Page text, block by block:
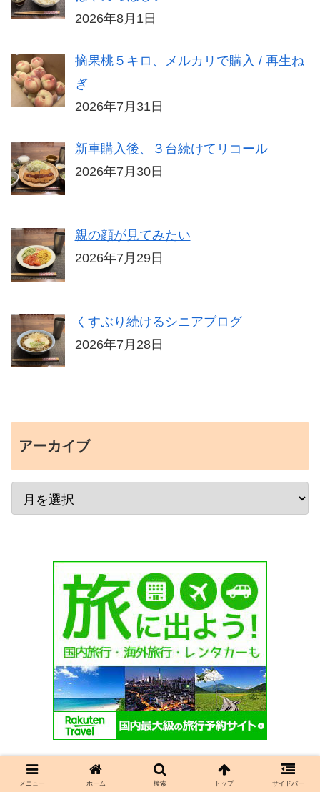
2026年8月1日
摘果桃５キロ、メルカリで購入 / 再生ね
ぎ
2026年7月31日
新車購入後、３台続けてリコール
2026年7月30日
親の顔が見てみたい
2026年7月29日
くすぶり続けるシニアブログ
2026年7月28日
アーカイブ
メニュー ホーム 検索 トップ サイドバー